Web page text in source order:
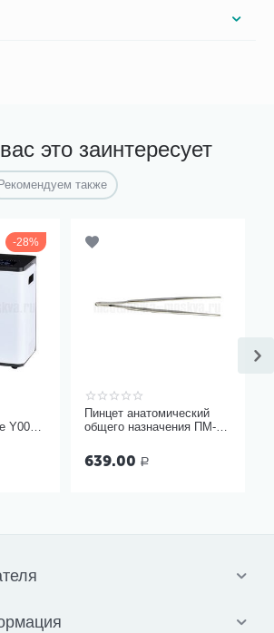
это заинтересует
Рекомендуем также
28%
Y007-
Пинцет анатомический
общего назначения ПМ-11
639.00 Р